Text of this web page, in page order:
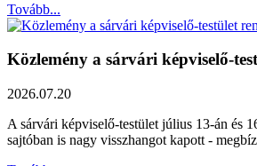
Tovább...
Közlemény a sárvári képviselő-
2026.07.20
A sárvári képviselő-testület július 13-án és
sajtóban is nagy visszhangot kapott -